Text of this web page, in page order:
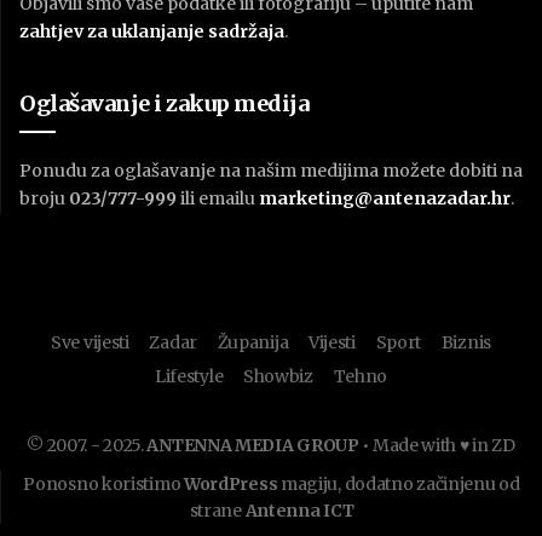
zahtjev za uklanjanje sadržaja.
Oglašavanje i zakup medija
Ponudu za oglašavanje na našim medijima možete dobiti na
broju 023/777-999 ili emailu marketing@antenazadar.hr.
Sve vijesti Zadar Županija Vijesti Sport
Biznis
Lifestyle
Showbiz Tehno
© 2007. - 2025.ANTENNA MEDIA GROUP • Made with ♥ in ZD
Ponosno koristimoWordPress magiju, dodatno začinjenu od
straneAntenna ICT